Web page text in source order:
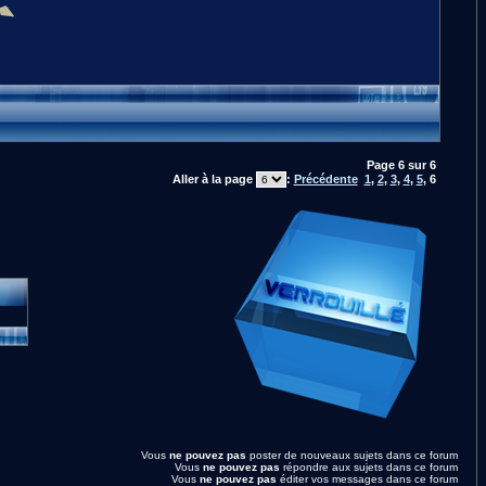
Page 6sur6
Aller à la page
: Précédente 1, 2, 3, 4, 5, 6
Vous ne pouvez pas poster de nouveaux sujets dans ce forum
Vous ne pouvez pas répondre aux sujets dans ce forum
Vous ne pouvez pas éditer vos messages dans ce forum